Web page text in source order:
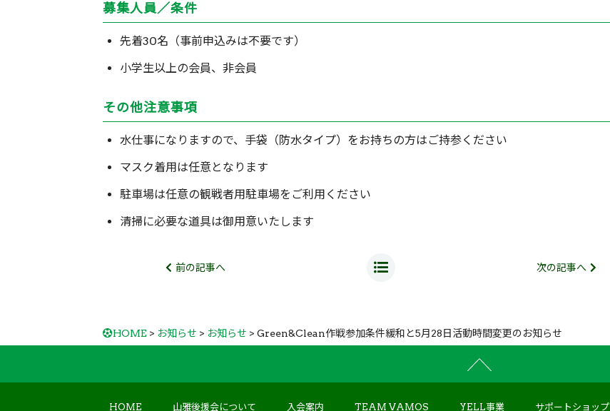
募集人員／条件
先着30名（事前申込みは不要です）
小学生以上の会員、非会員
その他注意事項
水仕事になりますので、手袋（防水タイプ）をお持ちの方はご持参ください
マスク着用は任意となります
駐車場は任意の観戦者用駐車場をご利用ください
清掃に必要な道具は御用意いたします
前の記事へ 次の記事へ
HOME > お知らせ > お知らせ > Green&Clean作戦参加条件緩和と5月28日活動時間変更のお知らせ
HOME 山雅後援会について 入会案内 TEAM VAMOS YELL事業 サポートショップ